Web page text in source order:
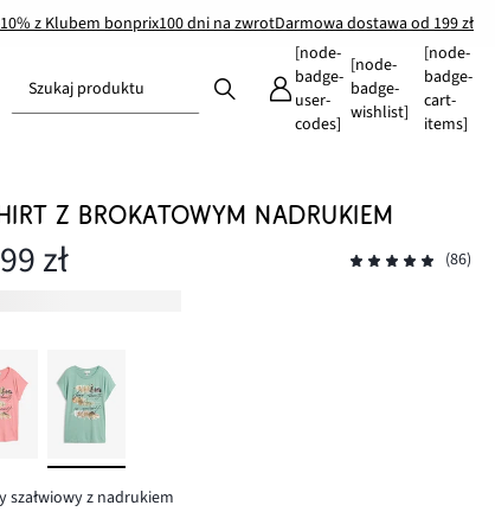
z Klubem bonprix100 dni na zwrotDarmowa dostawa od 199 zł
Szukaj produktu
[node-
badge-
user-
codes]
[node-
badge-
wishlist]
[node-
badge-
cart-
items]
Z BROKATOWYM NADRUKIEM
zł (86)
szałwiowy z nadrukiem